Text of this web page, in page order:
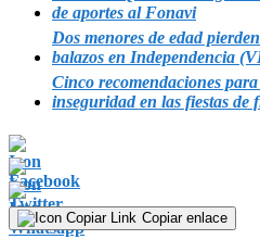
de aportes al Fonavi
Dos menores de edad
balazos en Independencia
Cinco recomendaciones
inseguridad en las fiestas de
Copiar enlace